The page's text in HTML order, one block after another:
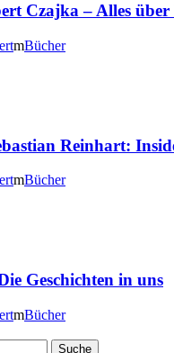
Czajka – Alles
Bücher
Reinhart:
Bücher
Geschichten in uns
Bücher